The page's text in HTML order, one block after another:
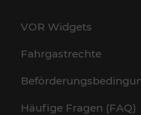
VOR Widgets
Fahrgastrechte
Häufige Fragen (FAQ)